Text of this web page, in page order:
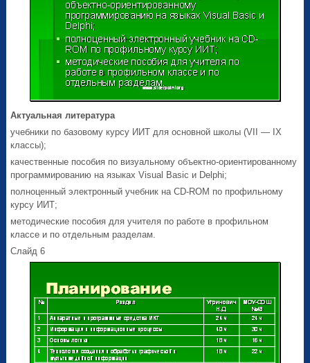
Актуальная литература
учебники по базовому курсу ИИТ для основной школы (VII — IX
классы);
качественные пособия по визуальному объектно-ориентированному
программированию на языках Visual Basic и Delphi;
полноценный электронный учебник на CD-ROM по профильному
курсу ИИТ;
методические пособия для учителя по работе в профильном
классе и по отдельным разделам.
Слайд 6